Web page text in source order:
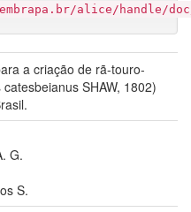
alice/handle/doc/
a criação de rã-touro-
SHAW, 1802)
G.
S.